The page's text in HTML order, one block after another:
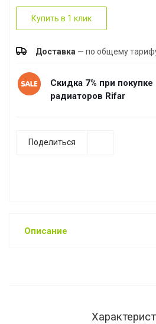
Купить в 1 клик
Доставка — по общему
Скидка 7% при
радиаторов Rifar
Поделиться
Описание